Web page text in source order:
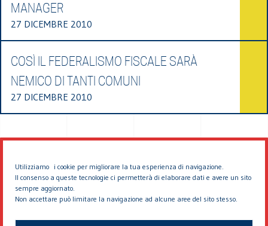
Utilizziamo i cookie per migliorare la tua esperienza di navigazione.
Il consenso a queste tecnologie ci permetterà di elaborare dati e avere un sito
sempre aggiornato.
Non accettare può limitare la navigazione ad alcune aree del sito stesso.
MANAGER
27 DICEMBRE 2010
COSÌ IL FEDERALISMO FISCALE SARÀ
NEMICO DI TANTI COMUNI
27 DICEMBRE 2010
© 2026 EDDYBURG